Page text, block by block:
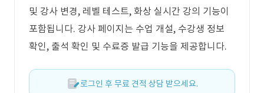
및 강사 변경, 레벨 테스트, 화상 실시간 강의 기능이
포함됩니다. 강사 페이지는 수업 개설, 수강생 정보
확인, 출석 확인 및 수료증 발급 기능을 제공합니다.
로그인 후 무료 견적 상담 받으세요.